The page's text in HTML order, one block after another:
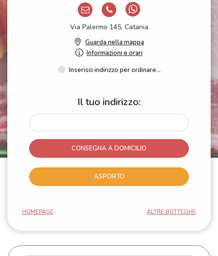
Via Palermo 145, Catania
Guarda nella mappa
Informazioni e orari
Inserisci indirizzo per ordinare...
Il tuo indirizzo:
CONSEGNA A DOMICILIO
ASPORTO
HOMEPAGE ALTRE BOTTEGHE